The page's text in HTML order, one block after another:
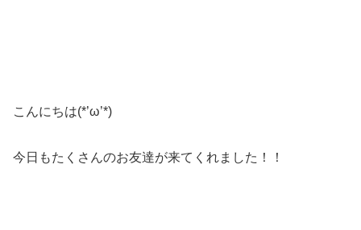
こんにちは(*’ω’*)
今日もたくさんのお友達が来てくれました！！